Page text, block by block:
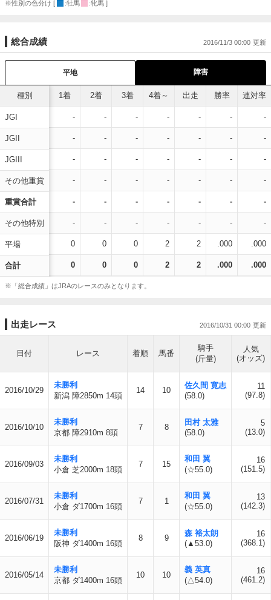
※性別の色分け [ :牡馬 :牝馬 ]
総合成績 2016/11/3 00:00
平地 障害
種別
JGI
JGII
JGIII
その他重賞
重賞合計
その他特別
平場
合計
1着 2着 3着 4着～ 出走 勝率 連対率
- - - - - - -
- - - - - - -
- - - - - - -
- - - - - - -
- - - - - - -
- - - - - - -
0 0 0 2 2 .000 .000
0 0 0 2 2 .000 .000
※「総合成績」はJRAのレースのみとなります。
出走レース 2016/10/31 00:00
日付 レース 着順 馬番
騎手
(斤量)
人気
(オッズ)
2016/10/29
未勝利
新潟 障2850m 14頭
14 10
佐久間 寛志
(58.0)
11
(97.8)
2016/10/10
未勝利
京都 障2910m 8頭
7 8
田村 太雅
(58.0)
5
(13.0)
2016/09/03
未勝利
小倉 芝2000m 18頭
7 15
和田 翼
(☆55.0)
16
(151.5)
2016/07/31
未勝利
小倉 ダ1700m 16頭
7 1
和田 翼
(☆55.0)
13
(142.3)
2016/06/19
未勝利
阪神 ダ1400m 16頭
8 9
森 裕太朗
(▲53.0)
16
(368.1)
2016/05/14
未勝利
京都 ダ1400m 16頭
10 10
義 英真
(△54.0)
16
(461.2)